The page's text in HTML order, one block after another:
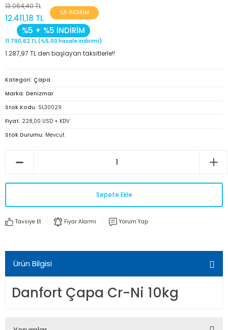
13.064,40 TL
12.411,18 TL
%5 İNDİRİM
%5 + %5 İNDİRİM
11.790,62 TL (%5,00 havale indirimi)
1.287,97 TL den başlayan taksitlerle!!
Kategori Çapa
Marka Denizmar
Stok Kodu SL30029
Fiyat 228,00 USD + KDV
Stok Durumu Mevcut
Sepete Ekle
Tavsiye Et Fiyar Alarmı Yorum Yap
Ürün Bilgisi
Danfort Çapa Cr-Ni 10kg